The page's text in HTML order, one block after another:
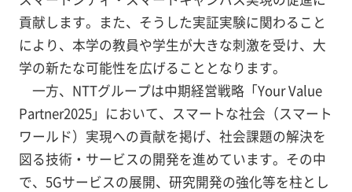
貢献します。また、そうした実証実験に関わること
により、本学の教員や学生が大きな刺激を受け、大
学の新たな可能性を広げることとなります。
一方、NTTグループは中期経営戦略「Your Value
Partner2025」において、スマートな社会（スマート
ワールド）実現への貢献を掲げ、社会課題の解決を
図る技術・サービスの開発を進めています。その中
で、5Gサービスの展開、研究開発の強化等を柱とし